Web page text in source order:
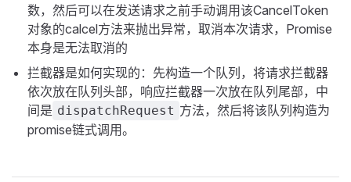
数，然后可以在发送请求之前手动调用该CancelToken
对象的calcel方法来抛出异常，取消本次请求，Promise
本身是无法取消的
拦截器是如何实现的：先构造一个队列，将请求拦截器
依次放在队列头部，响应拦截器一次放在队列尾部，中
间是 dispatchRequest 方法，然后将该队列构造为
promise链式调用。